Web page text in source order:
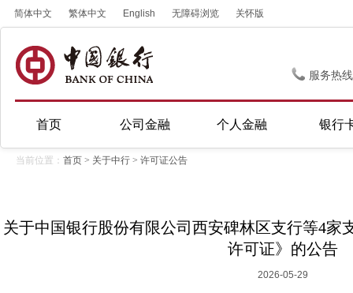
简体中文 繁体中文 English 无障碍浏览 关怀版
服务热
首页 公司金融 个人金融 银行
当前位置： 首页 > 关于中行 > 许可证公告
关于中国银行股份有限公司西安碑林区支行等4家
许可证》的公告
2026-05-29